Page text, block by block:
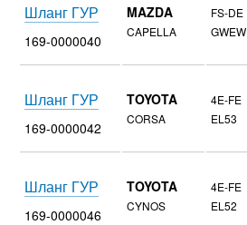
Шланг ГУР
169-0000040
MAZDA
CAPELLA
FS-DE
GWEW
Шланг ГУР
169-0000042
TOYOTA
CORSA
4E-FE
EL53
Шланг ГУР
169-0000046
TOYOTA
CYNOS
4E-FE
EL52